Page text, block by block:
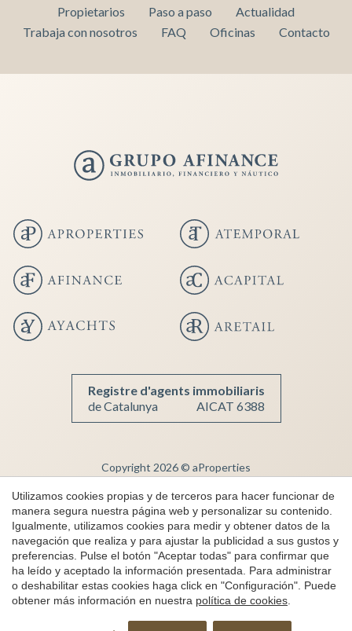
Solicita más información
Propietarios Paso a paso
Actualidad
Trabaja con nosotros
FAQ Oficinas Contacto
Registre d'agents immobiliaris
de Catalunya
AICAT 6388
Copyright 2026 © aProperties
Inmobiliaria de lujo
AICAT 6388
Aviso Legal
Política de Privacidad
Política de cookies
Canal de denuncias
Utilizamos cookies propias y de terceros para hacer funcionar de
manera segura nuestra página web y personalizar su contenido.
Igualmente, utilizamos cookies para medir y obtener datos de la
navegación que realiza y para ajustar la publicidad a sus gustos y
preferencias. Pulse el botón "Aceptar todas" para confirmar que
ha leído y aceptado la información presentada. Para administrar
o deshabilitar estas cookies haga click en "Configuración". Puede
obtener más información en nuestra política de cookies